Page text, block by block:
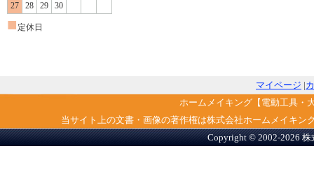
27
28 29 30
■ 定休日
マイページ |
ホームメイキング【電動工具・
当サイト上の文書・画像の著作権は株式会社ホームメイキ
Copyright © 2002-2026